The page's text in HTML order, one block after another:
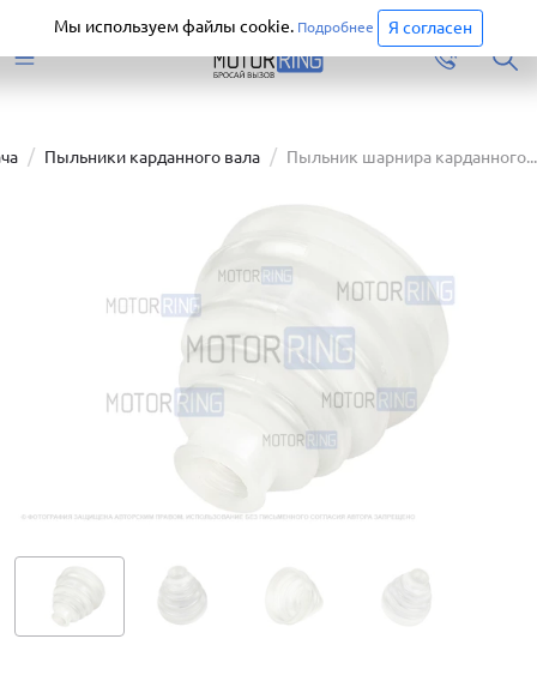
Перейти
Пыльники карданного вала Пыльник шарнира карданного...
Мы используем файлы cookie. Подробнее Я согласен